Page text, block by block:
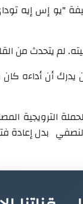
"يو إس إيه
لم يتحدث من
أن أداءه
الترويجية
بدل إعادة